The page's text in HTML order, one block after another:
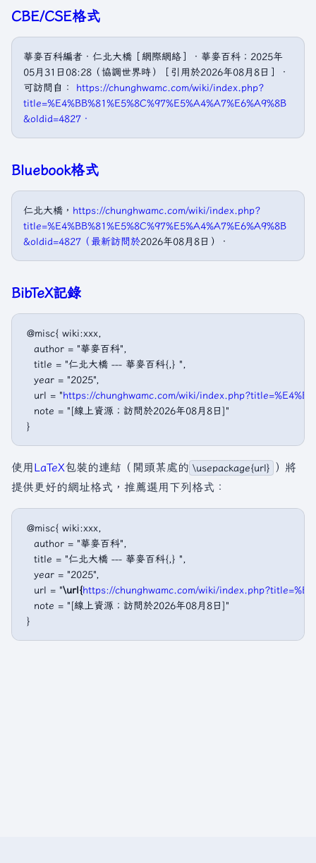
CBE/CSE格式
華麥百科編者．仁北大橋［網際網絡］．華麥百科；2025年
05月31日08:28（協調世界時）［引用於2026年08月8日］．
可訪問自： https://chunghwamc.com/wiki/index.php?
title=%E4%BB%81%E5%8C%97%E5%A4%A7%E6%A9%8B
&oldid=4827．
Bluebook格式
仁北大橋， https://chunghwamc.com/wiki/index.php?
title=%E4%BB%81%E5%8C%97%E5%A4%A7%E6%A9%8B
&oldid=4827（最新訪問於2026年08月8日）．
BibTeX記錄
@misc{ wiki:xxx,
   author = "華麥百科",
   title = "仁北大橋 --- 華麥百科{,} ",
   year = "2025",
   url = "
https://chunghwamc.com/wiki/
   note = "[線上資源；訪問於2026年08月8日]"
使用LaTeX包裝的連結（開頭某處的 \usepackage{url} ）將
提供更好的網址格式，推薦選用下列格式：
@misc{ wiki:xxx,
   author = "華麥百科",
   title = "仁北大橋 --- 華麥百科{,} ",
   year = "2025",
   url = "
\url{https://chunghwamc.com/wiki/
   note = "[線上資源；訪問於2026年08月8日]"